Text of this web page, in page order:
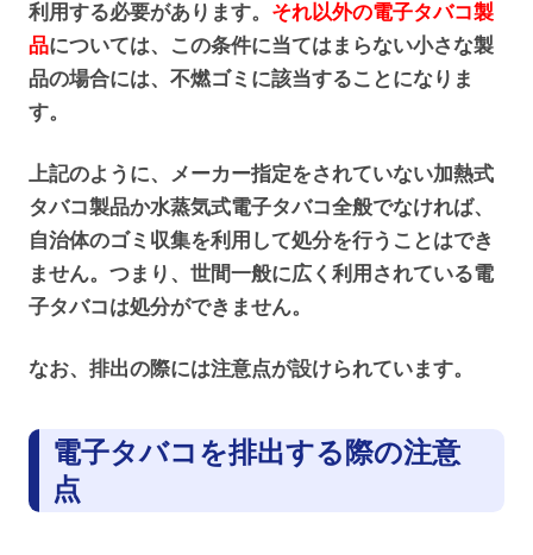
利用する必要があります。 それ以外の電子タバコ製
品については、この条件に当てはまらない小さな製
品の場合には、不燃ゴミに該当することになりま
す。
上記のように、メーカー指定をされていない加熱式
タバコ製品か水蒸気式電子タバコ全般でなければ、
自治体のゴミ収集を利用して処分を行うことはでき
ません。つまり、世間一般に広く利用されている電
子タバコは処分ができません。
なお、排出の際には注意点が設けられています。
電子タバコを排出する際の注意
点